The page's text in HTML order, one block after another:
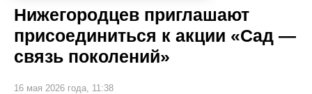
Нижегородцев приглашают
присоединиться к акции «Сад —
связь поколений»
16 мая 2026 года, 11:38